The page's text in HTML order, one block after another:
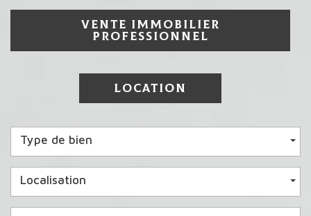
VENTE IMMOBILIER
PROFESSIONNEL
LOCATION
Type de bien
Localisation